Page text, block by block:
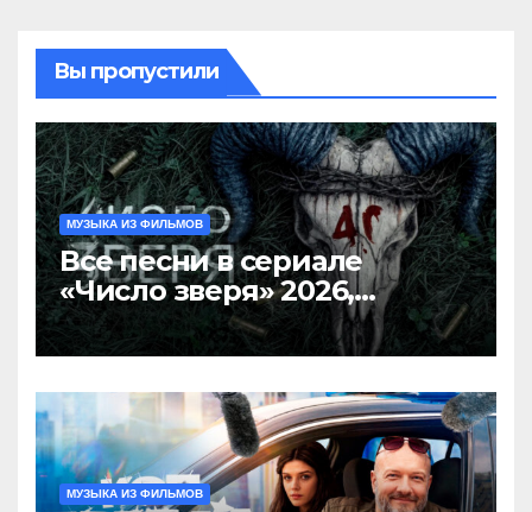
Вы пропустили
МУЗЫКА ИЗ ФИЛЬМОВ
Все песни в сериале
«Число зверя» 2026,
саундтрек слушать
МУЗЫКА ИЗ ФИЛЬМОВ